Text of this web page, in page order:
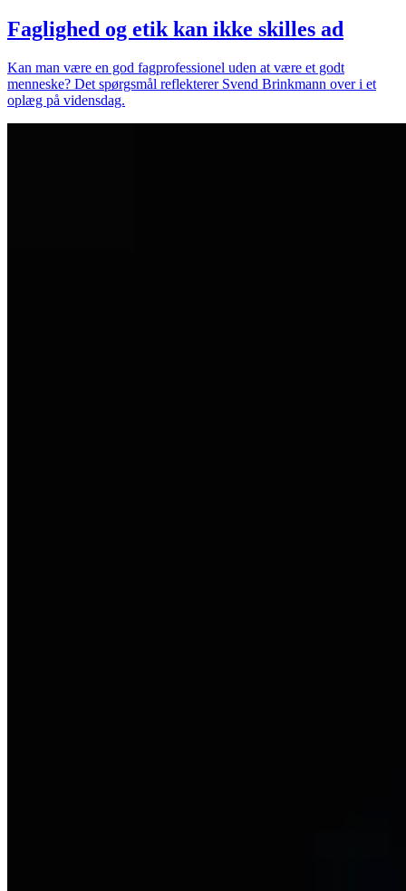
Faglighed og etik kan ikke skilles ad
Kan man være en god fagprofessionel uden at være et godt
menneske? Det spørgsmål reflekterer Svend Brinkmann over i et
oplæg på vidensdag.